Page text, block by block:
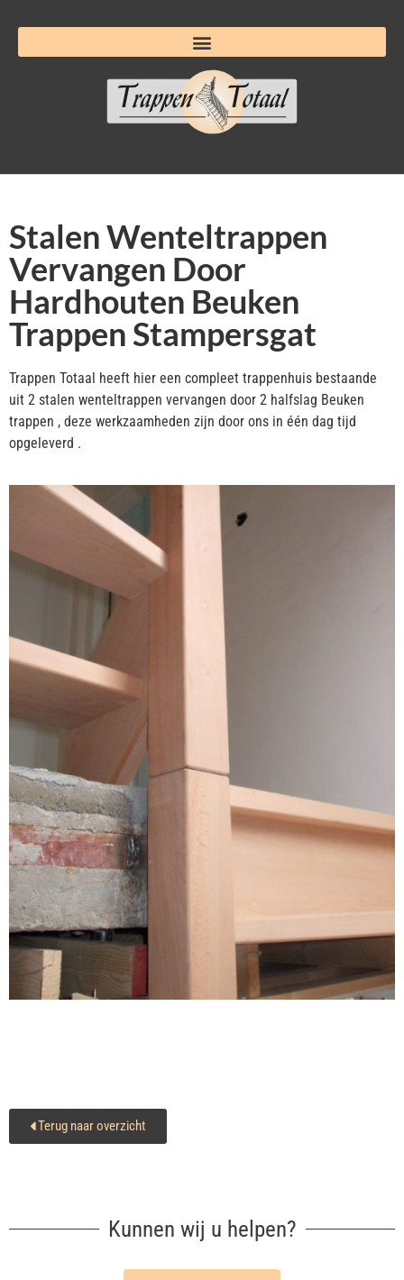
Stalen Wenteltrappen
Vervangen Door
Hardhouten Beuken
Trappen Stampersgat
Trappen Totaal heeft hier een compleet trappenhuis bestaande
uit 2 stalen wenteltrappen vervangen door 2 halfslag Beuken
trappen , deze werkzaamheden zijn door ons in één dag tijd
opgeleverd .
Terug naar overzicht
Kunnen wij u helpen?